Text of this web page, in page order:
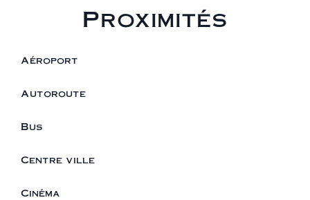
Proximités
Aéroport
Autoroute
Bus
Centre ville
Cinéma